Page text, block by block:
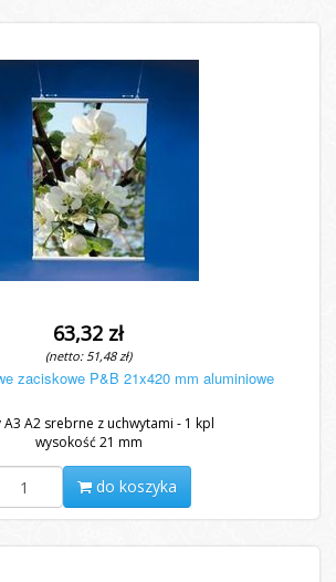
63,32 zł
(netto: 51,48 zł)
zaciskowe P&B 21x420 mm aluminiowe
A3 A2 srebrne z uchwytami - 1 kpl
wysokość 21 mm
do koszyka